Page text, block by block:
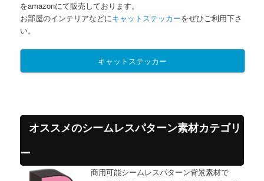
をamazonにて販売しております。
お部屋のインテリアなどにキャットステッカーをぜひご利用下さ
い。
キャットステッカー
オススメのシームレスパターン素材カテゴリ
ー
商用可能シームレスパターン背景素材で